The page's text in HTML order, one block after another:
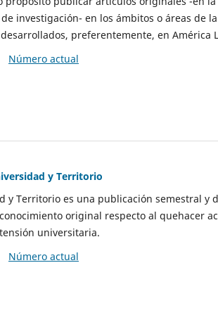
investigación- en los ámbitos o áreas de
preferentemente, en América
Número actual
y Territorio
y Territorio es una publicación semestral y
original respecto al quehacer
universitaria.
Número actual